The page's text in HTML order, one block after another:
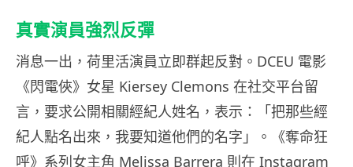
真實演員強烈反彈
消息一出，荷里活演員立即群起反對。DCEU 電影
《閃電俠》女星 Kiersey Clemons 在社交平台留
言，要求公開相關經紀人姓名，表示：「把那些經
紀人點名出來，我要知道他們的名字」。《奪命狂
呼》系列女主角 Melissa Barrera 則在 Instagram